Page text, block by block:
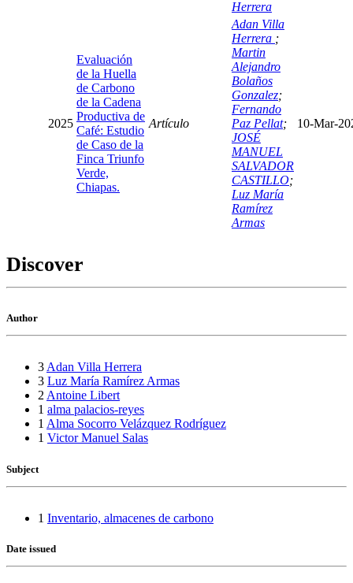
Herrera
2025
Evaluación
de la Huella
de Carbono
de la Cadena
Productiva de
Café: Estudio
de Caso de la
Finca Triunfo
Verde,
Chiapas.
Artículo
Adan Villa
Herrera ;
Martin
Alejandro
Bolaños
Gonzalez;
Fernando
Paz Pellat;
JOSÉ
MANUEL
SALVADOR
CASTILLO;
Luz María
Ramírez
Armas
10-Mar-
Discover
Author
3Adan Villa Herrera
3 Luz María Ramírez Armas
2Antoine Libert
1 alma palacios-reyes
1 Alma Socorro Velázquez Rodríguez
1 Victor Manuel Salas
Subject
1 Inventario, almacenes de carbono
Date issued